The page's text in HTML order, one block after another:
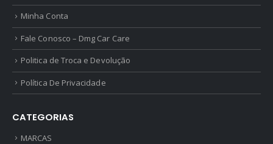
Minha Conta
Fale Conosco – Dmg Car Care
Politica de Troca e Devolução
Política De Privacidade
CATEGORIAS
MARCAS